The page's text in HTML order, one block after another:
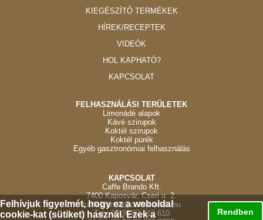
Rendben
Felhívjuk figyelmét, hogy ez a weboldal
cookie-kat (sütiket) használ. Ezek a
KIEGÉSZÍTŐ TERMÉKEK
HÍREK/RECEPTEK
VIDEÓK
HOL KAPHATÓ?
KAPCSOLAT
FELHASZNÁLÁSI TERÜLETEK
Limonádé alapok
Kávé szirupok
Koktél szirupok
Koktél pürék
Egyéb gasztronómiai felhasználás
KAPCSOLAT
Caffe Brando Kft.
7400 Kaposvár, Cseri u. 2.
caffebrando@caffebrando.hu
Tel.: 00 36 82 510 610